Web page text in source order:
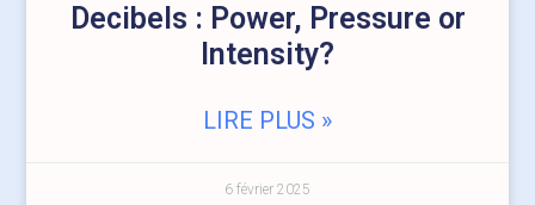
Decibels : Power, Pressure or
Intensity?
LIRE PLUS »
6 février 2025